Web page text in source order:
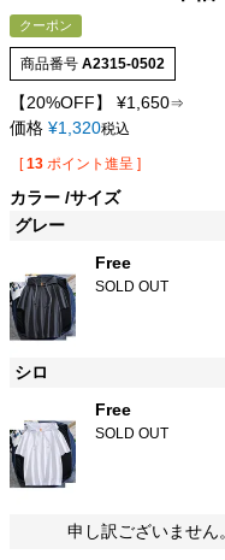
クーポン
商品番号 A2315-0502
【20%OFF】 ¥1,650⇒
価格 ¥1,320税込
[ 13 ポイント進呈 ]
カラー サイズ
グレー
Free
SOLD OUT
シロ
Free
SOLD OUT
申し訳ございません